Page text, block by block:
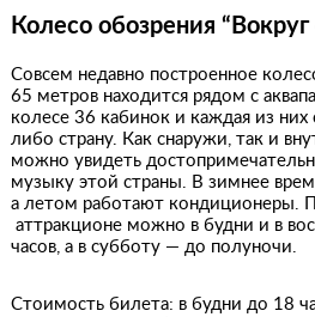
Колесо обозрения “Вокруг
Совсем недавно построенное
65 метров находится рядом с
колесе 36 кабинок и каждая из
либо страну. Как снаружи, так и
можно увидеть
музыку этой страны. В зимнее
а летом работают кондиционеры.
аттракционе можно в будни и в
часов, а в субботу — до полуночи.
Стоимость билета: в будни до 18